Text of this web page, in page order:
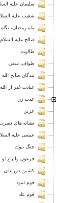
سليمان عليه السلام
شعيب عليه السلام
ماه رمضان، نگاه كنيد: روزه
صالح عليه السلام
طالوت
طواف، سعى
بندگان صالح الله ببينيد:
عبادت غير از الله
عدت زن
عزيز
نشانه های نصرت الله برای
عيسى عليه السلام
جنگ تبوك
فرعون واتباع او
كشتن فرزندان
قوم ثمود
قوم عاد